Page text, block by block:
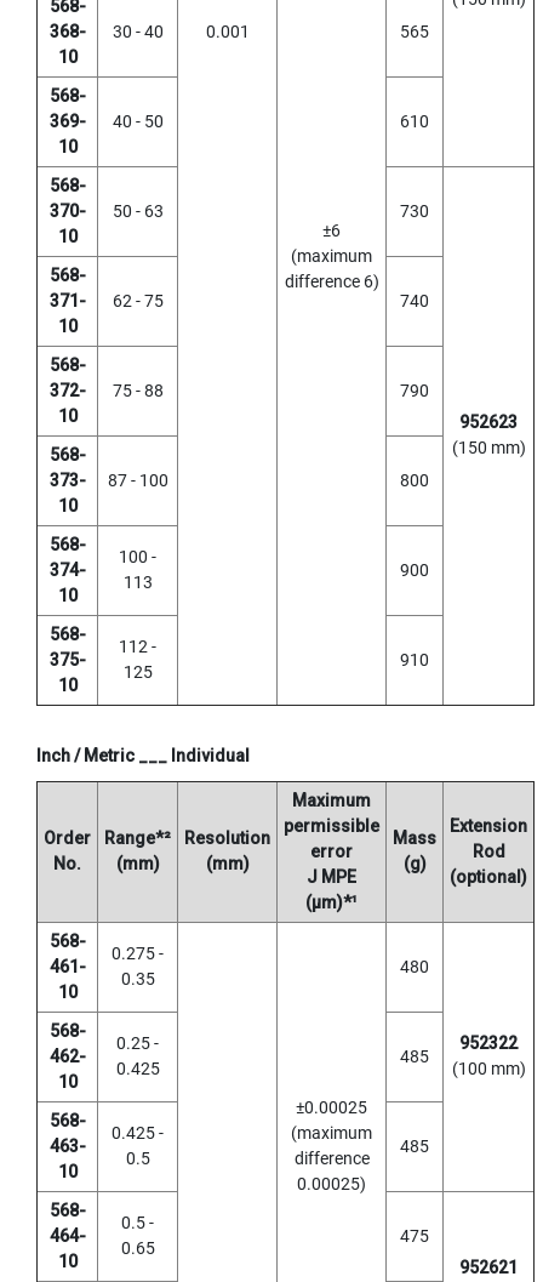
S
S
S
T
E
E
L
S
A
A
S
P
I
R
A
L
P
O
I
N
T
E
D
T
P
S
A
A
0.001
±6
(maximum
difference 6)
568-
368-
10
30 - 40 565
568-
369-
10
40 - 50 610
568-
370-
10
50 - 63 730
952623
(150 mm)
568-
371-
10
62 - 75 740
568-
372-
10
75 - 88 790
568-
373-
10
87 - 100 800
568-
374-
10
100 -
113
900
568-
375-
10
112 -
125
910
Inch / Metric ___ Individual
Order
No.
Range*²
(mm)
Resolution
(mm)
Maximum
permissible
error
J MPE
(μm)*¹
Mass
(g)
Extension
Rod
(optional)
568-
461-
10
0.275 -
0.35
±0.00025
(maximum
difference
0.00025)
480
952322
(100 mm)
568-
462-
10
0.25 -
0.425
485
568-
463-
10
0.425 -
0.5
485
568-
464-
10
0.5 -
0.65
475
952621